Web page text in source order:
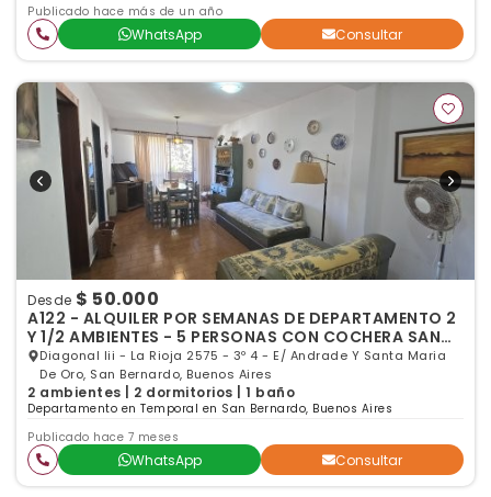
Publicado hace más de un año
WhatsApp Consultar
Desde $ 50.000
A122 - ALQUILER POR SEMANAS DE DEPARTAMENTO 2
Y 1/2 AMBIENTES - 5 PERSONAS CON COCHERA SAN
BERNARDO
Diagonal Iii - La Rioja 2575 - 3º 4 - E/ Andrade Y Santa Maria
De Oro, San Bernardo, Buenos Aires
2 ambientes | 2 dormitorios | 1 baño
Departamento en Temporal en San Bernardo, Buenos Aires
Publicado hace 7 meses
WhatsApp Consultar